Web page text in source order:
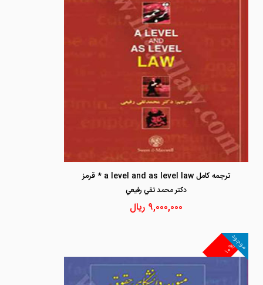
ترجمه کامل a level and as level law * قرمز
دكتر محمد تقي رفيعي
۹,۰۰۰,۰۰۰ ریال
۱۰%
موجود